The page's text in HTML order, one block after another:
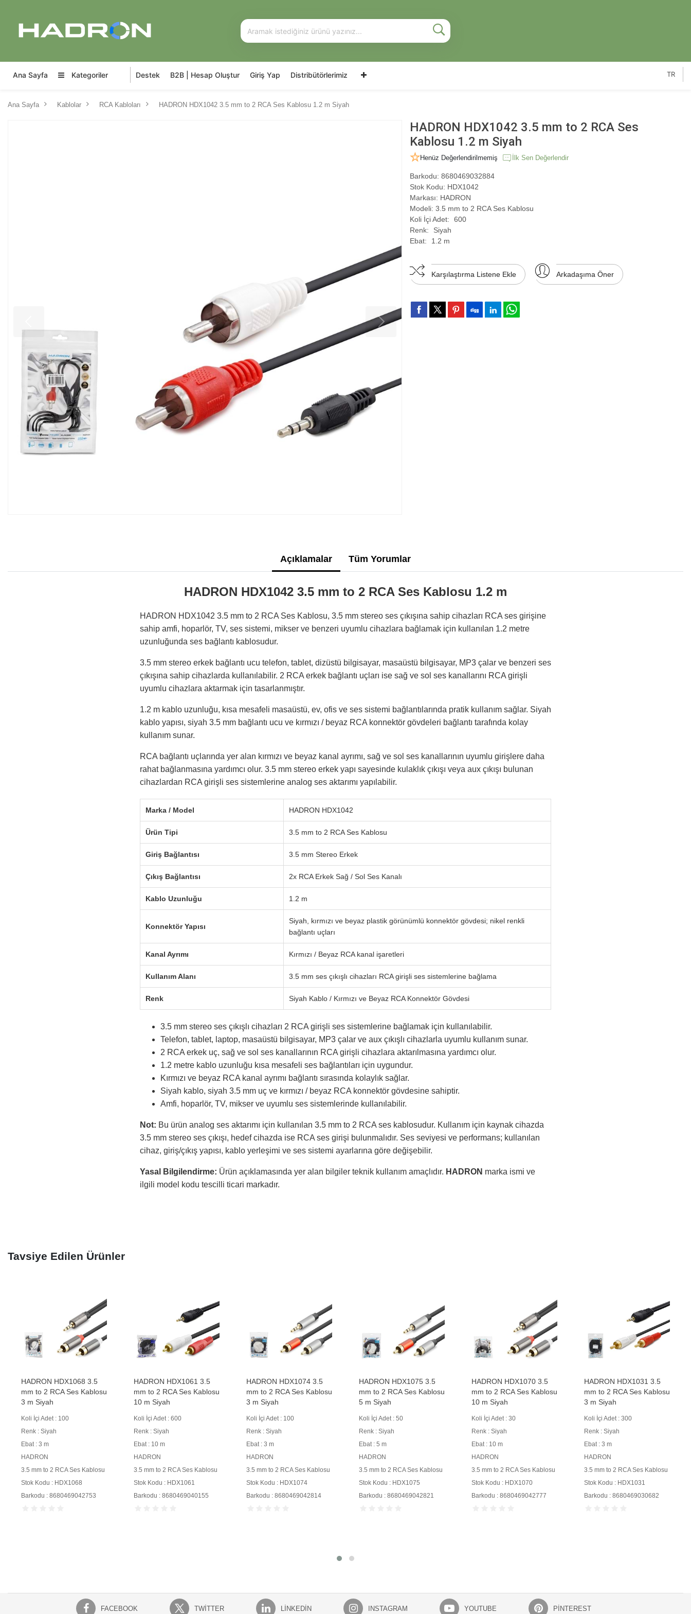
Ana Sayfa Kategoriler Destek B2B | Hesap Oluştur Giriş Yap Distribütörlerimiz TR
Ana Sayfa Kablolar RCA Kabloları HADRON HDX1042 3.5 mm to 2 RCA Ses Kablosu 1.2 m Siyah
HADRON HDX1042 3.5 mm to 2 RCA Ses
Kablosu 1.2 m Siyah
Henüz Değerlendirilmemiş İlk Sen Değerlendir
Barkodu: 8680469032884
Stok Kodu: HDX1042
Markası: HADRON
Modeli: 3.5 mm to 2 RCA Ses Kablosu
Koli İçi Adet:
600
Renk:
Siyah
Ebat:
1.2 m
Karşılaştırma Listene Ekle Arkadaşıma Öner
Açıklamalar Tüm Yorumlar
HADRON HDX1042 3.5 mm to 2 RCA Ses Kablosu 1.2 m
HADRON HDX1042 3.5 mm to 2 RCA Ses Kablosu, 3.5 mm stereo ses çıkışına sahip cihazları RCA ses girişine
sahip amfi, hoparlör, TV, ses sistemi, mikser ve benzeri uyumlu cihazlara bağlamak için kullanılan 1.2 metre
uzunluğunda ses bağlantı kablosudur.
3.5 mm stereo erkek bağlantı ucu telefon, tablet, dizüstü bilgisayar, masaüstü bilgisayar, MP3 çalar ve benzeri ses
çıkışına sahip cihazlarda kullanılabilir. 2 RCA erkek bağlantı uçları ise sağ ve sol ses kanallarını RCA girişli
uyumlu cihazlara aktarmak için tasarlanmıştır.
1.2 m kablo uzunluğu, kısa mesafeli masaüstü, ev, ofis ve ses sistemi bağlantılarında pratik kullanım sağlar. Siyah
kablo yapısı, siyah 3.5 mm bağlantı ucu ve kırmızı / beyaz RCA konnektör gövdeleri bağlantı tarafında kolay
kullanım sunar.
RCA bağlantı uçlarında yer alan kırmızı ve beyaz kanal ayrımı, sağ ve sol ses kanallarının uyumlu girişlere daha
rahat bağlanmasına yardımcı olur. 3.5 mm stereo erkek yapı sayesinde kulaklık çıkışı veya aux çıkışı bulunan
cihazlardan RCA girişli ses sistemlerine analog ses aktarımı yapılabilir.
Marka / Model HADRON HDX1042
Ürün Tipi 3.5 mm to 2 RCA Ses Kablosu
Giriş Bağlantısı 3.5 mm Stereo Erkek
Çıkış Bağlantısı 2x RCA Erkek Sağ / Sol Ses Kanalı
Kablo Uzunluğu 1.2 m
Konnektör Yapısı
Siyah, kırmızı ve beyaz plastik görünümlü konnektör gövdesi; nikel renkli
bağlantı uçları
Kanal Ayrımı Kırmızı / Beyaz RCA kanal işaretleri
Kullanım Alanı 3.5 mm ses çıkışlı cihazları RCA girişli ses sistemlerine bağlama
Renk Siyah Kablo / Kırmızı ve Beyaz RCA Konnektör Gövdesi
3.5 mm stereo ses çıkışlı cihazları 2 RCA girişli ses sistemlerine bağlamak için kullanılabilir.
Telefon, tablet, laptop, masaüstü bilgisayar, MP3 çalar ve aux çıkışlı cihazlarla uyumlu kullanım sunar.
2 RCA erkek uç, sağ ve sol ses kanallarının RCA girişli cihazlara aktarılmasına yardımcı olur.
1.2 metre kablo uzunluğu kısa mesafeli ses bağlantıları için uygundur.
Kırmızı ve beyaz RCA kanal ayrımı bağlantı sırasında kolaylık sağlar.
Siyah kablo, siyah 3.5 mm uç ve kırmızı / beyaz RCA konnektör gövdesine sahiptir.
Amfi, hoparlör, TV, mikser ve uyumlu ses sistemlerinde kullanılabilir.
Not: Bu ürün analog ses aktarımı için kullanılan 3.5 mm to 2 RCA ses kablosudur. Kullanım için kaynak cihazda
3.5 mm stereo ses çıkışı, hedef cihazda ise RCA ses girişi bulunmalıdır. Ses seviyesi ve performans; kullanılan
cihaz, giriş/çıkış yapısı, kablo yerleşimi ve ses sistemi ayarlarına göre değişebilir.
Yasal Bilgilendirme: Ürün açıklamasında yer alan bilgiler teknik kullanım amaçlıdır. HADRON marka ismi ve
ilgili model kodu tescilli ticari markadır.
Tavsiye Edilen Ürünler
HADRON HDX1068 3.5
mm to 2 RCA Ses Kablosu
3 m Siyah
Koli İçi Adet : 100
Renk : Siyah
Ebat : 3 m
HADRON
3.5 mm to 2 RCA Ses Kablosu
Stok Kodu : HDX1068
Barkodu : 8680469042753
HADRON HDX1061 3.5
mm to 2 RCA Ses Kablosu
10 m Siyah
Koli İçi Adet : 600
Renk : Siyah
Ebat : 10 m
HADRON
3.5 mm to 2 RCA Ses Kablosu
Stok Kodu : HDX1061
Barkodu : 8680469040155
HADRON HDX1074 3.5
mm to 2 RCA Ses Kablosu
3 m Siyah
Koli İçi Adet : 100
Renk : Siyah
Ebat : 3 m
HADRON
3.5 mm to 2 RCA Ses Kablosu
Stok Kodu : HDX1074
Barkodu : 8680469042814
HADRON HDX1075 3.5
mm to 2 RCA Ses Kablosu
5 m Siyah
Koli İçi Adet : 50
Renk : Siyah
Ebat : 5 m
HADRON
3.5 mm to 2 RCA Ses Kablosu
Stok Kodu : HDX1075
Barkodu : 8680469042821
HADRON HDX1070 3.5
mm to 2 RCA Ses Kablosu
10 m Siyah
Koli İçi Adet : 30
Renk : Siyah
Ebat : 10 m
HADRON
3.5 mm to 2 RCA Ses Kablosu
Stok Kodu : HDX1070
Barkodu : 8680469042777
HADRON HDX1031 3.5
mm to 2 RCA Ses Kablosu
3 m Siyah
Koli İçi Adet : 300
Renk : Siyah
Ebat : 3 m
HADRON
3.5 mm to 2 RCA Ses Kablosu
Stok Kodu : HDX1031
Barkodu : 8680469030682
FACEBOOK TWITTER LINKEDIN INSTAGRAM YOUTUBE PINTEREST